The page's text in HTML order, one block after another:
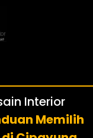
Interior
Memilih